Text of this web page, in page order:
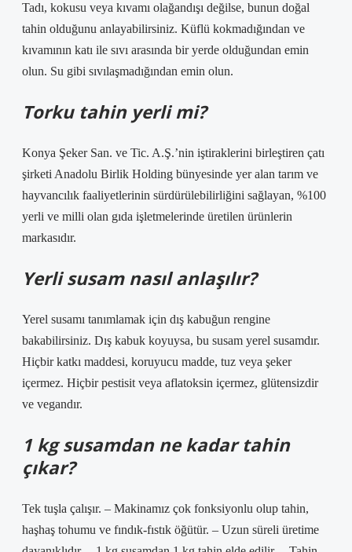
Tadı, kokusu veya kıvamı olağandışı değilse, bunun doğal
tahin olduğunu anlayabilirsiniz. Küflü kokmadığından ve
kıvamının katı ile sıvı arasında bir yerde olduğundan emin
olun. Su gibi sıvılaşmadığından emin olun.
Torku tahin yerli mi?
Konya Şeker San. ve Tic. A.Ş.’nin iştiraklerini birleştiren çatı
şirketi Anadolu Birlik Holding bünyesinde yer alan tarım ve
hayvancılık faaliyetlerinin sürdürülebilirliğini sağlayan, %100
yerli ve milli olan gıda işletmelerinde üretilen ürünlerin
markasıdır.
Yerli susam nasıl anlaşılır?
Yerel susamı tanımlamak için dış kabuğun rengine
bakabilirsiniz. Dış kabuk koyuysa, bu susam yerel susamdır.
Hiçbir katkı maddesi, koruyucu madde, tuz veya şeker
içermez. Hiçbir pestisit veya aflatoksin içermez, glütensizdir
ve vegandır.
1 kg susamdan ne kadar tahin
çıkar?
Tek tuşla çalışır. – Makinamız çok fonksiyonlu olup tahin,
haşhaş tohumu ve fındık-fıstık öğütür. – Uzun süreli üretime